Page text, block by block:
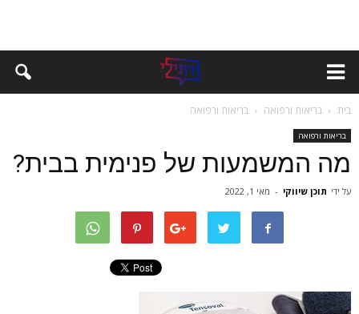
בית בריאות ורפואה בריאות ורפואה
בריאות ורפואה
מה המשמעות של פנימית בבית?
על ידי תוכן שיווקי - מאי 1, 2022